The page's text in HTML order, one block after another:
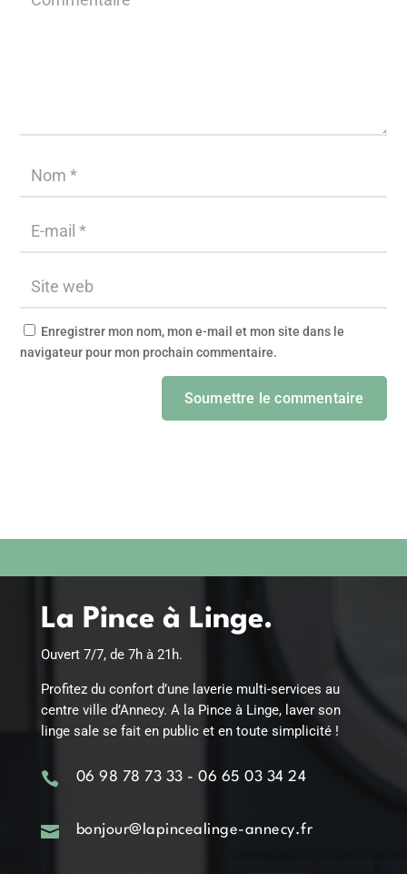
Enregistrer mon nom, mon e-mail et mon site dans le
navigateur pour mon prochain commentaire.
Soumettre le commentaire
La Pince à Linge.
Ouvert 7/7, de 7h à 21h.
Profitez du confort d’une laverie multi-services au
centre ville d’Annecy. A la Pince à Linge, laver son
linge sale se fait en public et en toute simplicité !
 06 98 78 73 33 - 06 65 03 34 24
 bonjour@lapincealinge-annecy.fr